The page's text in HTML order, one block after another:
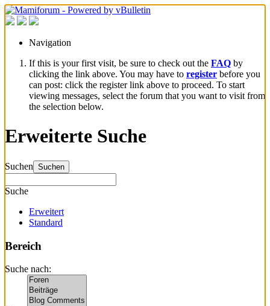
Navigation
If this is your first visit, be sure to check out the FAQ by
clicking the link above. You may have to register before you
can post: click the register link above to proceed. To start
viewing messages, select the forum that you want to visit from
the selection below.
Erweiterte Suche
Suchen Suchen
Suche
Erweitert
Standard
Bereich
Suche nach: